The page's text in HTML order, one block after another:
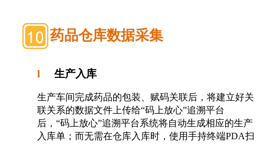
药品仓库数据采集
l 生产入库
生产车间完成药品的包装、赋码关联后，将建立好关
联关系的数据文件上传给“码上放心”追溯平台
后，“码上放心”追溯平台系统将自动生成相应的生产
入库单；而无需在仓库入库时，使用手持终端PDA扫